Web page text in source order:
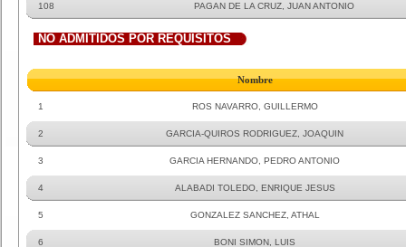
108 PAGAN DE LA CRUZ, JUAN ANTONIO
NO ADMITIDOS POR REQUISITOS
Nombre
1 ROS NAVARRO, GUILLERMO
2 GARCIA-QUIROS RODRIGUEZ, JOAQUIN
3 GARCIA HERNANDO, PEDRO ANTONIO
4 ALABADI TOLEDO, ENRIQUE JESUS
5 GONZALEZ SANCHEZ, ATHAL
6 BONI SIMON, LUIS